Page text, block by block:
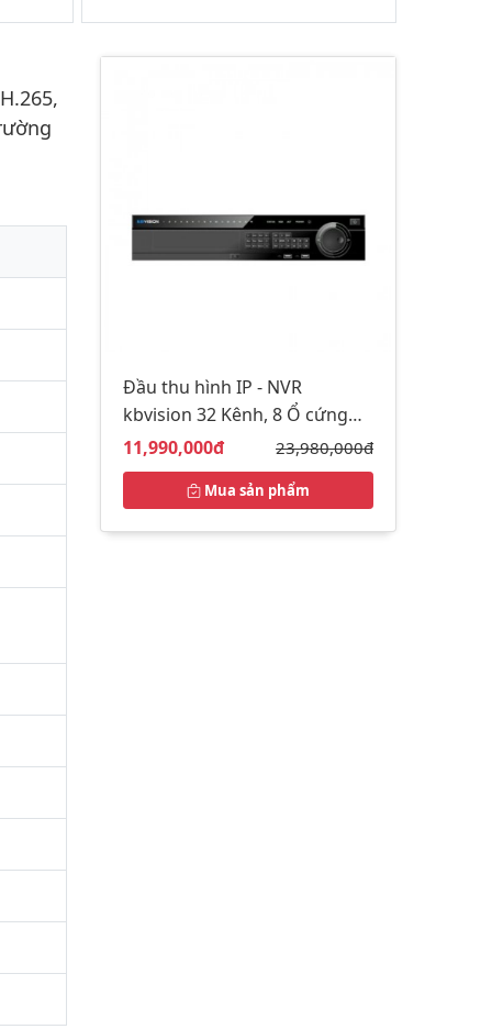
Đầu thu hình IP - NVR
kbvision 32 Kênh, 8 Ổ cứng
KX-4K8832N2
Giá bán:
11,990,000đ Giá gốc:
23,980,000đ
Mua sản phẩm